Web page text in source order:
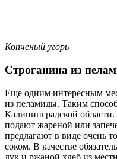
Копченый угорь
Строганина из
Еще одним интересным
из пеламиды. Таким
Калининградской
подают жареной или
предлагают в виде очень
соком. В качестве
лук и ржаной хлеб из